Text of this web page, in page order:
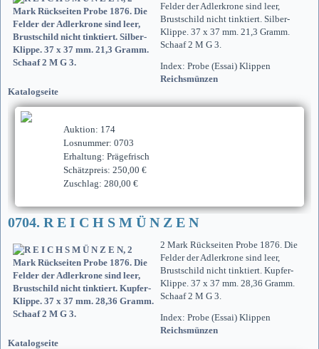
Felder der Adlerkrone sind leer,
Brustschild nicht tinktiert. Silber-
Klippe. 37 x 37 mm. 21,3 Gramm.
Schaaf 2 M G 3.
Index: Probe (Essai) Klippen
Reichsmünzen
Katalogseite
Auktion: 174
Losnummer: 0703
Erhaltung: Prägefrisch
Schätzpreis: 250,00 €
Zuschlag: 280,00 €
0704. R E I C H S M Ü N Z E N
2 Mark Rückseiten Probe 1876. Die
Felder der Adlerkrone sind leer,
Brustschild nicht tinktiert. Kupfer-
Klippe. 37 x 37 mm. 28,36 Gramm.
Schaaf 2 M G 3.
Index: Probe (Essai) Klippen
Reichsmünzen
Katalogseite